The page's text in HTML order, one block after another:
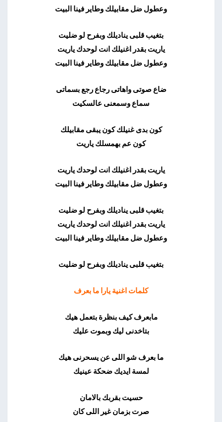
وعطول ضل مقابيلك وطاير فينا البيت
بتغيب قلبى يناديلك وبفرح لو ضليت
ياريت بقدر اغنيلك انت لوحدك ياريت
وعطول ضل مقابيلك وطاير فينا البيت
ضاع صوتى واهاتى رجاع رجع بسماتى
سماع وسمعنى عالسكيت
كون بدى غنيلك كون يبقى مقابيلك
كون عم بهمسلك ياريت
ياريت بقدر اغنيلك انت لوحدك ياريت
وعطول ضل مقابيلك وطاير فينا البيت
بتغيب قلبى يناديلك وبفرح لو ضليت
ياريت بقدر اغنيلك انت لوحدك ياريت
وعطول ضل مقابيلك وطاير فينا البيت
بتغيب قلبى يناديلك وبفرح لو ضليت
كلمات اغنية يارا ما بعرف
مابعرف كيف بنظرة بتعمل هيك
بتاخدنى ليك وبموت عليك
ما بعرف شو اللى عن يسحرنى هيك
لمسة ايديك ضحكة عينيك
حسيت بقربك بالامان
صرت بزمان غير اللى كان